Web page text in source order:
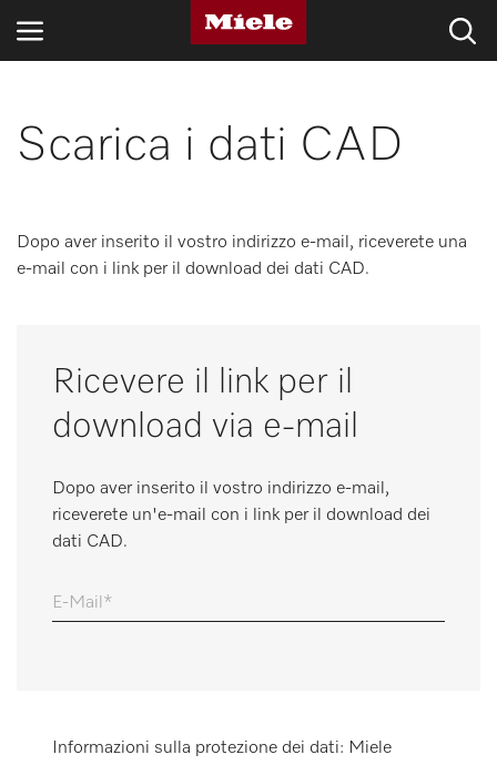
SETTORI
PRODOTTI
PRIVATI
Promemoria
Scarica i dati CAD
Dopo aver inserito il vostro indirizzo e-mail, riceverete una
e-mail con i link per il download dei dati CAD.
Ricevere il link per il
download via e-mail
Dopo aver inserito il vostro indirizzo e-mail,
riceverete un'e-mail con i link per il download dei
dati CAD.
E-Mail
Informazioni sulla protezione dei dati: Miele